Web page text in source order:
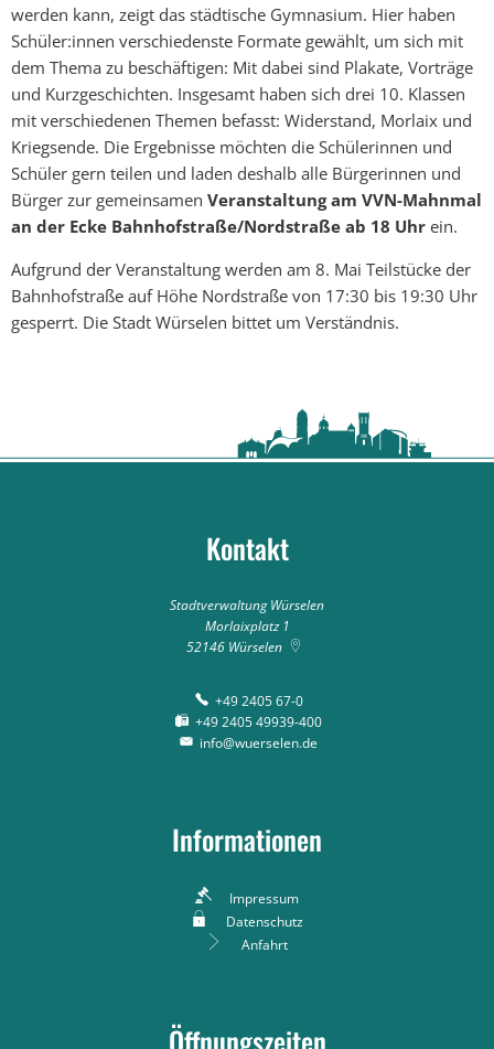
werden kann, zeigt das städtische Gymnasium. Hier haben
Schüler:innen verschiedenste Formate gewählt, um sich mit
dem Thema zu beschäftigen: Mit dabei sind Plakate, Vorträge
und Kurzgeschichten. Insgesamt haben sich drei 10. Klassen
mit verschiedenen Themen befasst: Widerstand, Morlaix und
Kriegsende. Die Ergebnisse möchten die Schülerinnen und
Schüler gern teilen und laden deshalb alle Bürgerinnen und
Bürger zur gemeinsamen Veranstaltung am VVN-Mahnmal
an der Ecke Bahnhofstraße/Nordstraße ab 18 Uhr ein.
Aufgrund der Veranstaltung werden am 8. Mai Teilstücke der
Bahnhofstraße auf Höhe Nordstraße von 17:30 bis 19:30 Uhr
gesperrt. Die Stadt Würselen bittet um Verständnis.
Kontakt
Stadtverwaltung Würselen
Morlaixplatz 1
52146 Würselen
+49 2405 67-0
+49 2405 49939-400
info@wuerselen.de
Informationen
Impressum
Datenschutz
Anfahrt
Öffnungszeiten